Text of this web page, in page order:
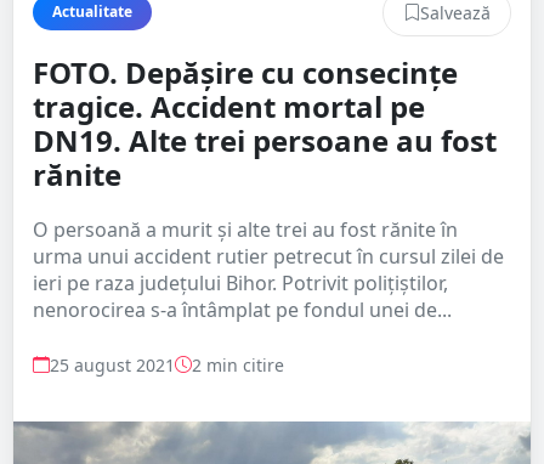
Actualitate Salvează
FOTO. Depășire cu consecințe
tragice. Accident mortal pe
DN19. Alte trei persoane au fost
rănite
O persoană a murit și alte trei au fost rănite în
urma unui accident rutier petrecut în cursul zilei de
ieri pe raza județului Bihor. Potrivit polițiștilor,
nenorocirea s-a întâmplat pe fondul unei de...
25 august 2021 2 min citire